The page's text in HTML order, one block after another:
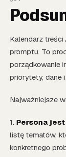
Kalendarz
promptu. To
porządkowanie
priorytety, dane
Najważniejsze
1. Persona
listę tematów,
konkretnego